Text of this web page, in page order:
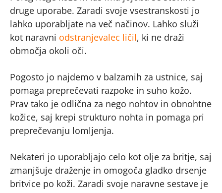
druge uporabe. Zaradi svoje vsestranskosti jo
lahko uporabljate na več načinov. Lahko služi
kot naravni odstranjevalec ličil, ki ne draži
območja okoli oči.
Pogosto jo najdemo v balzamih za ustnice, saj
pomaga preprečevati razpoke in suho kožo.
Prav tako je odlična za nego nohtov in obnohtne
kožice, saj krepi strukturo nohta in pomaga pri
preprečevanju lomljenja.
Nekateri jo uporabljajo celo kot olje za britje, saj
zmanjšuje draženje in omogoča gladko drsenje
britvice po koži. Zaradi svoje naravne sestave je